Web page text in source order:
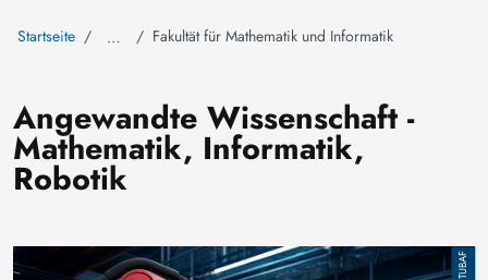
Startseite … Fakultät für Mathematik und Informatik
Angewandte Wissenschaft -
Mathematik, Informatik,
Robotik
Bild TUBAF